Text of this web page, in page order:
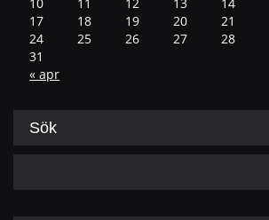
17
18 19 20 21
24
25 26 27 28
31
« apr
Sök